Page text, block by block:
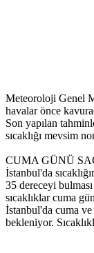
Meteoroloji Genel
havalar önce
Son yapılan
sıcaklığı mevsim
CUMA GÜNÜ
İstanbul'da
35 dereceyi
sıcaklıklar cuma
İstanbul'da cuma
bekleniyor.